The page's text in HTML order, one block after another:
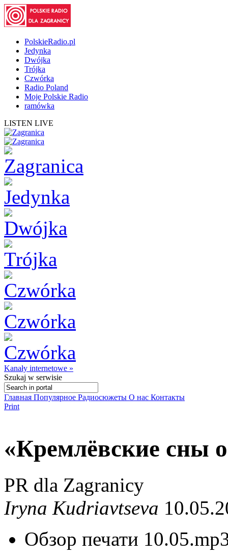
PolskieRadio.pl
Jedynka
Dwójka
Trójka
Czwórka
Radio Poland
Moje Polskie Radio
ramówka
LISTEN LIVE
Kanały internetowe »
Szukaj w serwisie
Главная Популярное Радиосюжеты О нас Контакты
Print
«Кремлёвские сны
PR dla Zagranicy
Iryna Kudriavtseva
Обзор печати